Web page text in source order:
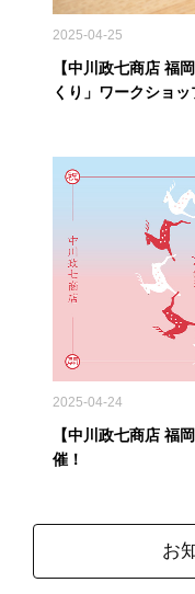
2025-04-25
【中川政七商店 福
くり」ワークショッ
2025-04-24
【中川政七商店 福
催！
お